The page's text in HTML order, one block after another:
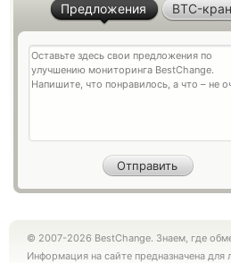
Предложения BTC-
© 2007-2026 BestChange. Знаем, где
Информация на сайте предназначена для